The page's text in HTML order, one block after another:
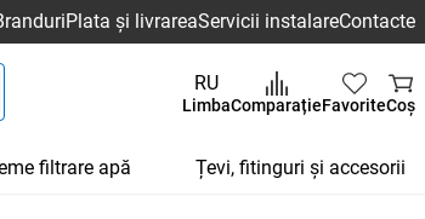
Plata și livrareaServicii instalareContacte
RU
LimbaComparațieFavoriteCoș
filtrare apă Țevi, fitinguri și accesorii